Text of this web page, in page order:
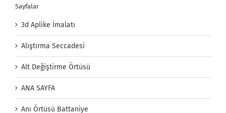
Sayfalar
3d Aplike İmalatı
Alıştırma Seccadesi
Alt Değiştirme Örtüsü
ANA SAYFA
Anı Örtüsü Battaniye